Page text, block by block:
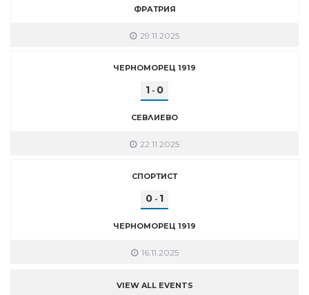
ФРАТРИЯ
29.11.2025
ЧЕРНОМОРЕЦ 1919
1 - 0
СЕВЛИЕВО
22.11.2025
СПОРТИСТ
0 - 1
ЧЕРНОМОРЕЦ 1919
16.11.2025
VIEW ALL EVENTS